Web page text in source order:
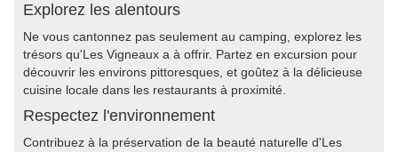
Explorez les alentours
Ne vous cantonnez pas seulement au camping, explorez les
trésors qu'Les Vigneaux a à offrir. Partez en excursion pour
découvrir les environs pittoresques, et goûtez à la délicieuse
cuisine locale dans les restaurants à proximité.
Respectez l'environnement
Contribuez à la préservation de la beauté naturelle d'Les